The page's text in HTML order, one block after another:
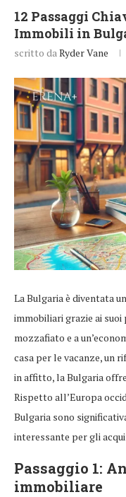
12 Passaggi
Immobili in
scritto daRyder Vane
La Bulgaria è diventata
immobiliari grazie ai suoi
mozzafiato e a
casa per le vacanze, un
in affitto, la Bulgaria
Rispetto all’Europa
Bulgaria sono
interessante per gli
Passaggio 1:
immobiliare